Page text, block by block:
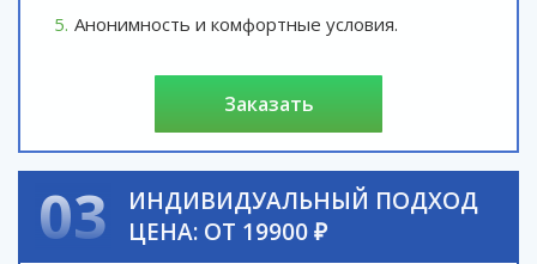
Анонимность и комфортные условия.
заказать
03
ИНДИВИДУАЛЬНЫЙ ПОДХОД
ЦЕНА: ОТ 19900 ₽